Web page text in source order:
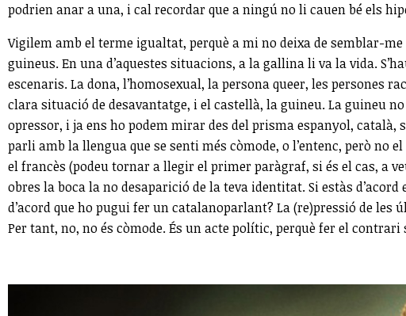
podrien anar a una, i cal recordar que a ningú no li cauen bé els
Vigilem amb el terme igualtat, perquè a mi no deixa de semblar-
guineus. En una d’aquestes situacions, a la gallina li va la vida.
escenaris. La dona, l’homosexual, la persona queer, les
clara situació de desavantatge, i el castellà, la guineu. La guineu
opressor, i ja ens ho podem mirar des del prisma espanyol, català,
parli amb la llengua que se senti més còmode, o l’entenc, però no
el francès (podeu tornar a llegir el primer paràgraf, si és el cas, a
obres la boca la no desaparició de la teva identitat. Si estàs
d’acord que ho pugui fer un catalanoparlant? La (re)pressió de
Per tant, no, no és còmode. És un acte polític, perquè fer el